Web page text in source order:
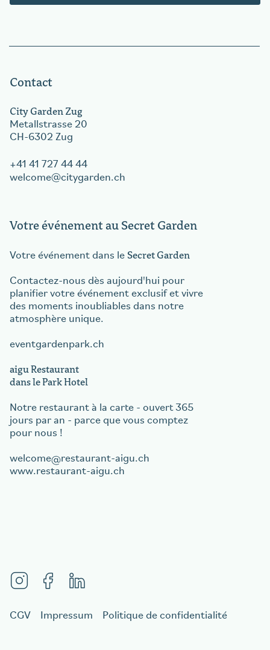
Contact
City Garden Zug
Metallstrasse 20
CH-6302 Zug
+41 41 727 44 44
welcome
citygarden.ch
Votre événement au Secret Garden
Votre événement dans le Secret Garden
Contactez-nous dès aujourd'hui pour
planifier votre événement exclusif et vivre
des moments inoubliables dans notre
atmosphère unique.
eventgardenpark.ch
aigu Restaurant
dans le Park Hotel
Notre restaurant à la carte - ouvert 365
jours par an - parce que vous comptez
pour nous !
welcome
restaurant-aigu.ch
www.restaurant-aigu.ch
CGV Impressum Politique de confidentialité